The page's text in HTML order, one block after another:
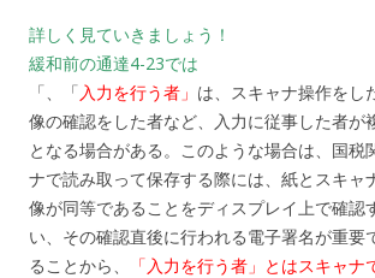
詳しく見ていきましょう！
緩和前の通達4-23では
「、「 入力を行う者」 は、スキャナ操作をし
像の確認をした者など、入力に従事した者が
となる場合がある。このような場合は、国税
ナで読み取って保存する際には、紙とスキャ
像が同等であることをディスプレイ上で確認
い、その確認直後に行われる電子署名が重要
ることから、
「入力を行う者」とはスキャナ